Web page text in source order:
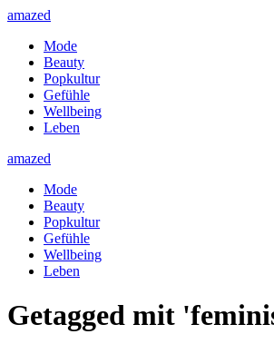
amazed
Mode
Beauty
Popkultur
Gefühle
Wellbeing
Leben
amazed
Mode
Beauty
Popkultur
Gefühle
Wellbeing
Leben
Getagged mit